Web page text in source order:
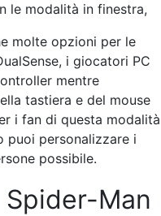
le modalità in finestra,
molte opzioni per le
i giocatori PC
mentre
tastiera e del mouse
i fan di questa modalità
puoi personalizzare i
possibile.
Man